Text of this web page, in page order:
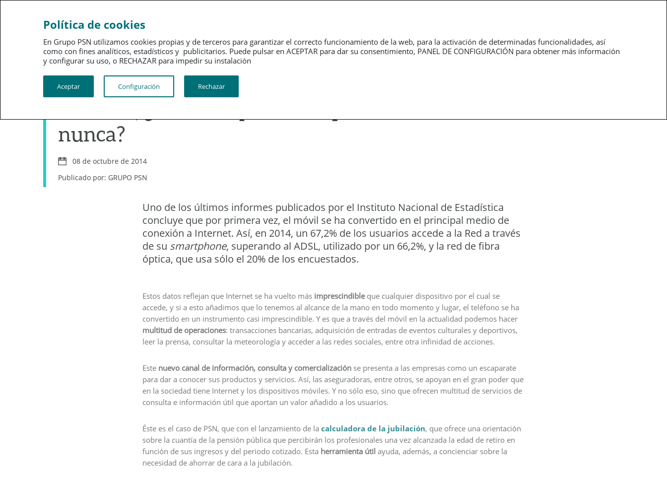
Ahorro
Ahorro
nunca?
08 de octubre de 2014
Publicado por: GRUPO PSN
Uno de los últimos informes publicados por el Instituto Nacional de Estadística
concluye que por primera vez, el móvil se ha convertido en el principal medio de
conexión a Internet. Así, en 2014, un 67,2% de los usuarios accede a la Red a través
de su smartphone, superando al ADSL, utilizado por un 66,2%, y la red de fibra
óptica, que usa sólo el 20% de los encuestados.
Estos datos reflejan que Internet se ha vuelto más imprescindibleque cualquier dispositivo por el cual se
accede, y si a esto añadimos que lo tenemos al alcance de la mano en todo momento y lugar, el teléfono se ha
convertido en un instrumento casi imprescindible. Y es que a través del móvil en la actualidad podemos hacer
multitud de operaciones: transacciones bancarias, adquisición de entradas de eventos culturales y deportivos,
leer la prensa, consultar la meteorología y acceder a las redes sociales, entre otra infinidad de acciones.
Este nuevo canal de información, consulta y comercialización se presenta a las empresas como un escaparate
para dar a conocer sus productos y servicios. Así, las aseguradoras, entre otros, se apoyan en el gran poder que
en la sociedad tiene Internet y los dispositivos móviles. Y no sólo eso, sino que ofrecen multitud de servicios de
consulta e información útil que aportan un valor añadido a los usuarios.
Éste es el caso de PSN, que con el lanzamiento de la calculadora de la jubilación, que ofrece una orientación
sobre la cuantía de la pensión pública que percibirán los profesionales una vez alcanzada la edad de retiro en
función de sus ingresos y del periodo cotizado. Esta herramienta útil ayuda, además, a concienciar sobre la
necesidad de ahorrar de cara a la jubilación.
Política de cookies
En Grupo PSN utilizamos cookies propias y de terceros para garantizar el correcto funcionamiento de la web, para la activación de determinadas funcionalidades, así
como con fines analíticos, estadísticos y publicitarios. Puede pulsar en ACEPTAR para dar su consentimiento, PANEL DE CONFIGURACIÓN para obtener más información
y configurar su uso, o RECHAZAR para impedir su instalación​​​​​​​
Aceptar Configuración Rechazar